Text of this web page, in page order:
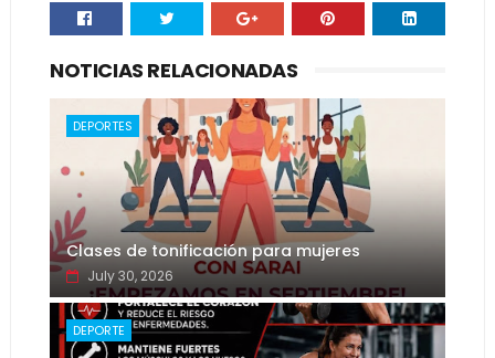
NOTICIAS RELACIONADAS
DEPORTES
Clases de tonificación para mujeres
July 30, 2026
DEPORTE